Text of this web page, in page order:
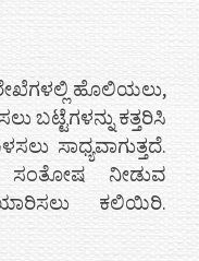
ಹೊಲಿಯಲು,
ಕತ್ತರಿಸಿ
ಸಾಧ್ಯವಾಗುತ್ತದೆ.
ಸಂತೋಷ ನೀಡುವ
ಕಲಿಯಿರಿ.